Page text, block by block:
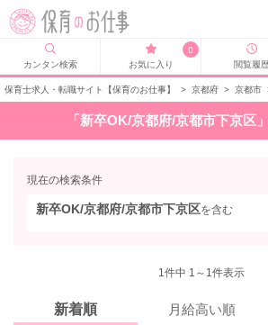
カンタン検索
0
お気に入り
閲覧履
保育士求人・転職サイト【保育のお仕事】 > 京都府 > 京都市
「新卒OK/京都府/京都市下京区
現在の検索条件
新卒OK/京都府/京都市下京区を含む
1件中 1～1件表示
新着順 月給高い順